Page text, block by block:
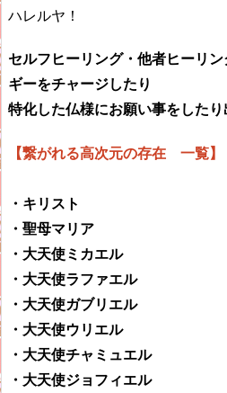
ハレルヤ！
セルフヒーリング・他者ヒーリ
ギーをチャージしたり
特化した仏様にお願い事をしたり
【繋がれる高次元の存在 一覧】
・キリスト
・聖母マリア
・大天使ミカエル
・大天使ラファエル
・大天使ガブリエル
・大天使ウリエル
・大天使チャミュエル
・大天使ジョフィエル